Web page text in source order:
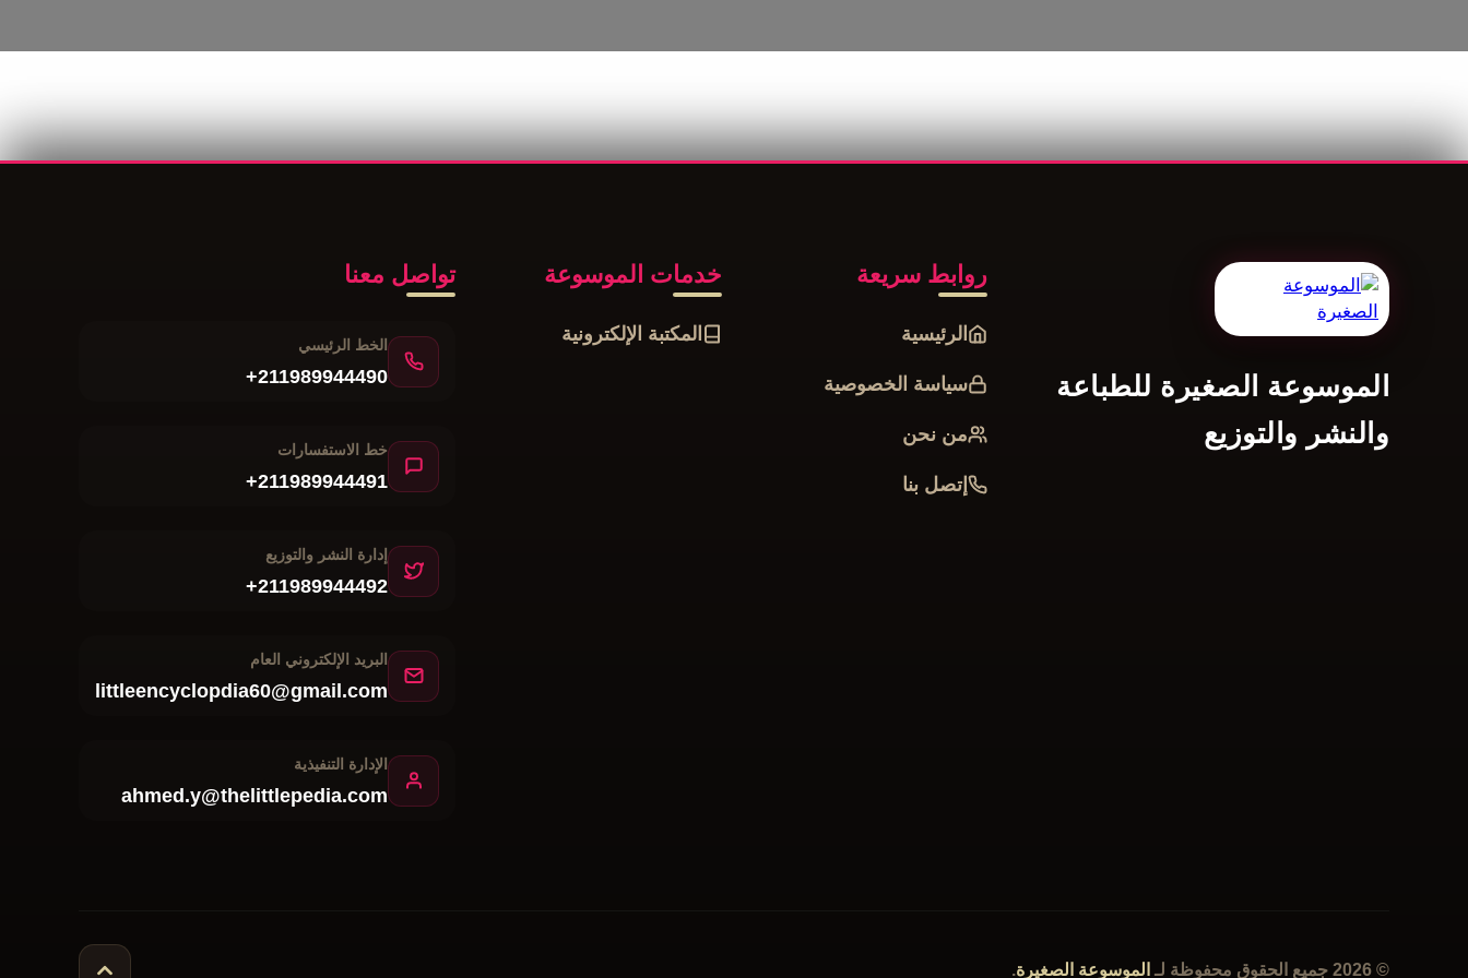
الموسوعة الصغيرة للطباعة
والنشر والتوزيع
روابط سريعة
الرئيسية
سياسة الخصوصية
من نحن
إتصل بنا
خدمات الموسوعة
المكتبة الإلكترونية
تواصل معنا
الخط الرئيسي
+211989944490
خط الاستفسارات
+211989944491
إدارة النشر والتوزيع
+211989944492
البريد الإلكتروني العام
littleencyclopdia60@gmail.com
الإدارة التنفيذية
ahmed.y@thelittlepedia.com
© 2026 جميع الحقوق محفوظة لـ الموسوعة الصغيرة.